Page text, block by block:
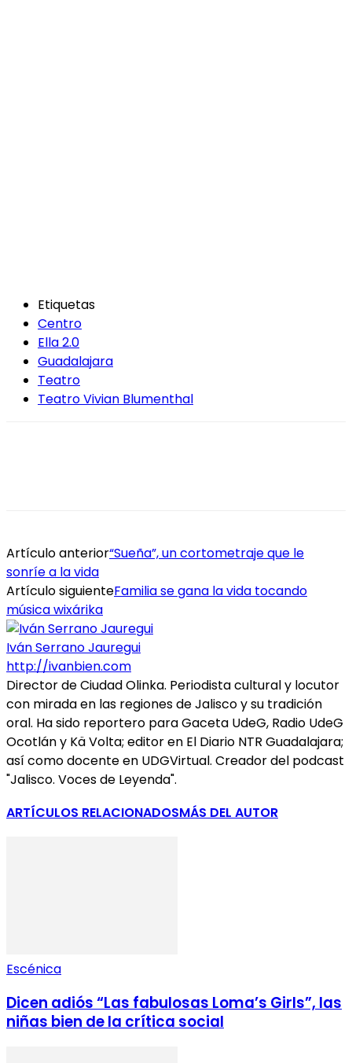
Etiquetas
Centro
Ella 2.0
Guadalajara
Teatro
Teatro Vivian Blumenthal
Artículo anterior“Sueña”, un cortometraje que le
sonríe a la vida
Artículo siguienteFamilia se gana la vida tocando
música wixárika
Iván Serrano Jauregui
http://ivanbien.com
Director de Ciudad Olinka. Periodista cultural y locutor
con mirada en las regiones de Jalisco y su tradición
oral. Ha sido reportero para Gaceta UdeG, Radio UdeG
Ocotlán y Kä Volta; editor en El Diario NTR Guadalajara;
así como docente en UDGVirtual. Creador del podcast
"Jalisco. Voces de Leyenda".
ARTÍCULOS RELACIONADOSMÁS DEL AUTOR
Escénica
Dicen adiós “Las fabulosas Loma’s Girls”, las
niñas bien de la crítica social